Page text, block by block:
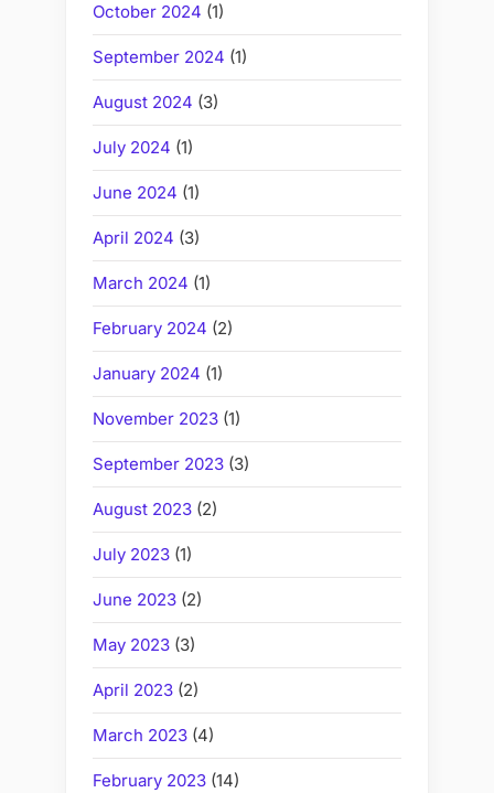
October 2024 (1)
September 2024 (1)
August 2024 (3)
July 2024 (1)
June 2024 (1)
April 2024 (3)
March 2024 (1)
February 2024 (2)
January 2024 (1)
November 2023 (1)
September 2023 (3)
August 2023 (2)
July 2023 (1)
June 2023 (2)
May 2023 (3)
April 2023 (2)
March 2023 (4)
February 2023 (14)